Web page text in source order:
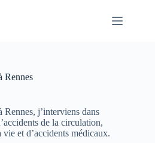
Rennes
j’interviens dans
de la circulation,
vie et d’accidents médicaux.